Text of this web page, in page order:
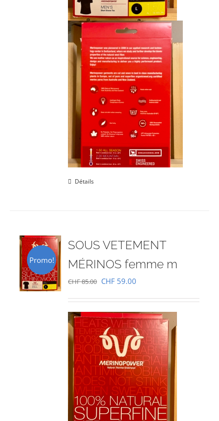
Détails
Promo!
SOUS VETEMENT
MÉRINOS femme m
CHF85.00 Le
initial
était :
CHF 85.00.
CHF 59.00
actuel
est :
CHF 59.00.